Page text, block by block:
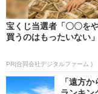
宝くじ当選者「〇〇を
買うのはもったいない」
PR(合同会社デジタルファーム )
「遠方